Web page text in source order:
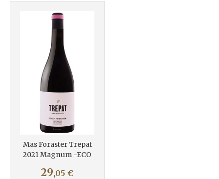
Mas Foraster Trepat
2021 Magnum -ECO
29,05 €
Más info